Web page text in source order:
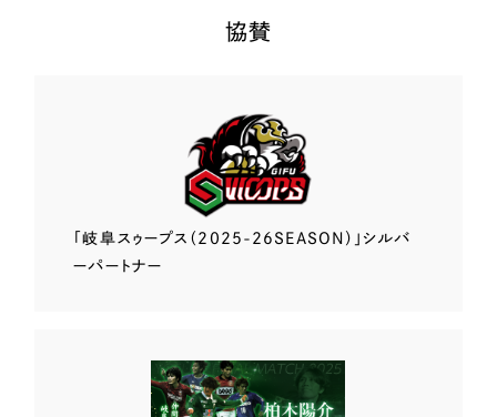
協賛
「岐阜スゥープス （2025-26SEASON）」 シルバ
ーパートナー